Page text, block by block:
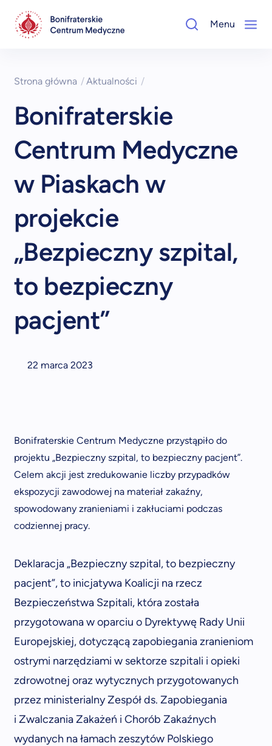
Menu
Strona główna /Aktualności /
Bonifraterskie
Centrum Medyczne
w Piaskach w
projekcie
„Bezpieczny szpital,
to bezpieczny
pacjent”
22 marca 2023
Bonifraterskie Centrum Medyczne przystąpiło do
projektu „Bezpieczny szpital, to bezpieczny pacjent”.
Celem akcji jest zredukowanie liczby przypadków
ekspozycji zawodowej na materiał zakaźny,
spowodowany zranieniami i zakłuciami podczas
codziennej pracy.
Deklaracja „Bezpieczny szpital, to bezpieczny
pacjent”, to inicjatywa Koalicji na rzecz
Bezpieczeństwa Szpitali, która została
przygotowana w oparciu o Dyrektywę Rady Unii
Europejskiej, dotyczącą zapobiegania zranieniom
ostrymi narzędziami w sektorze szpitali i opieki
zdrowotnej oraz wytycznych przygotowanych
przez ministerialny Zespół ds. Zapobiegania
i Zwalczania Zakażeń i Chorób Zakaźnych
wydanych na łamach zeszytów Polskiego